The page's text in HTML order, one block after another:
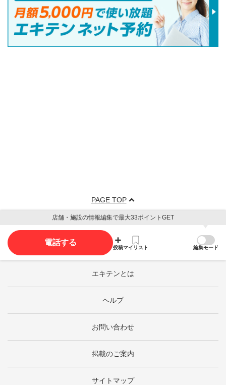
PAGE TOP
店舗・施設の情報編集で最大33ポイントGET
電話する
投稿マイリスト 編集モード
エキテンとは
ヘルプ
お問い合わせ
掲載のご案内
サイトマップ